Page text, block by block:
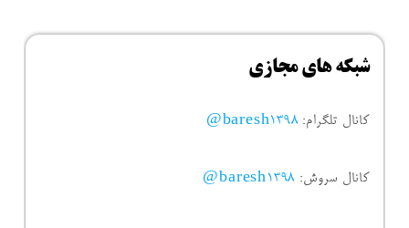
شبکه های مجازی
کانال تلگرام: baresh1398@
کانال سروش: baresh1398@